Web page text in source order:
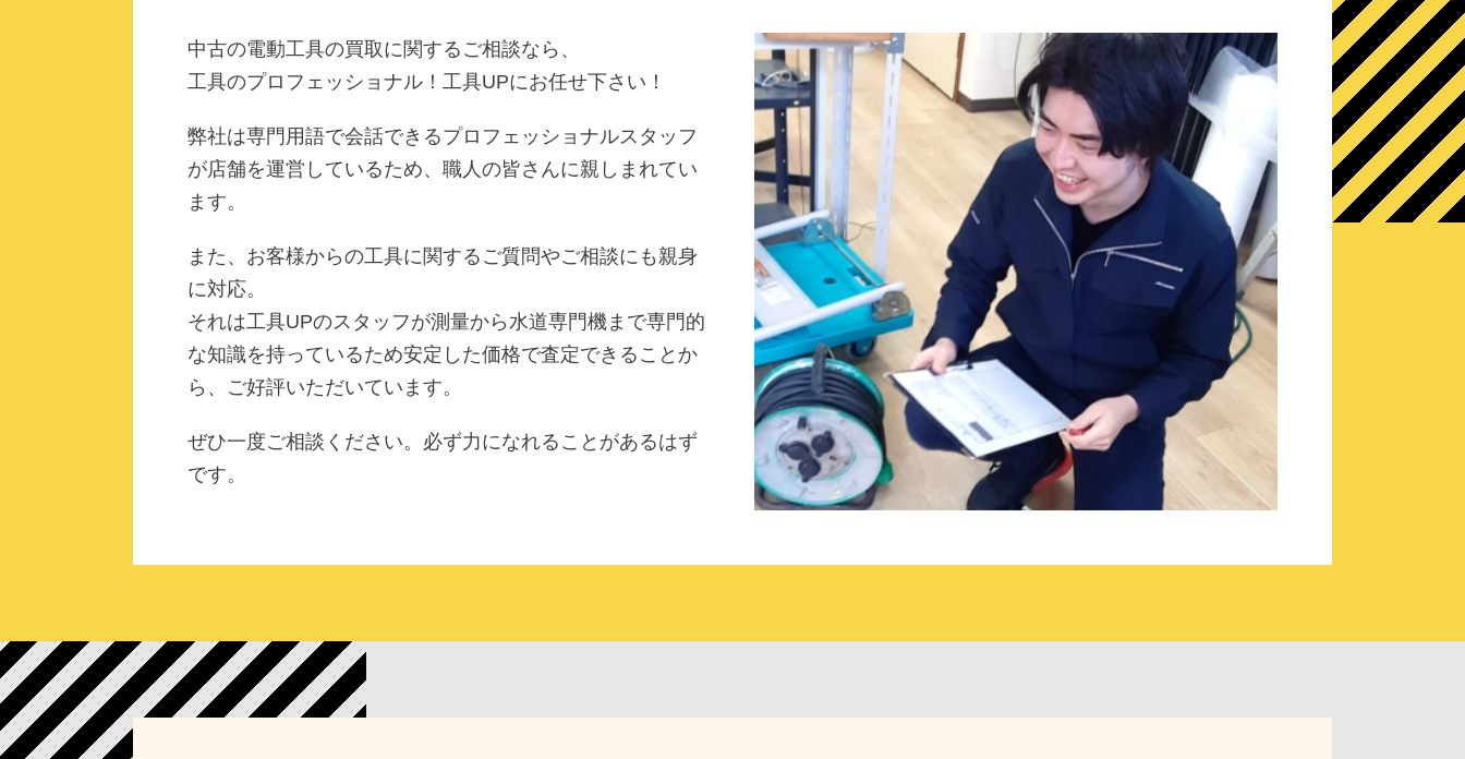
中古の電動工具の買取に関するご相談なら、
工具のプロフェッショナル！工具UPにお任せ下さい！
弊社は専門用語で会話できるプロフェッショナルスタッフ
が店舗を運営しているため、職人の皆さんに親しまれてい
ます。
また、お客様からの工具に関するご質問やご相談にも親身
に対応。
それは工具UPのスタッフが測量から水道専門機まで専門的
な知識を持っているため安定した価格で査定できることか
ら、ご好評いただいています。
ぜひ一度ご相談ください。必ず力になれることがあるはず
です。